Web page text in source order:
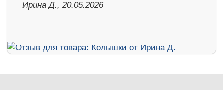
Ирина Д., 20.05.2026